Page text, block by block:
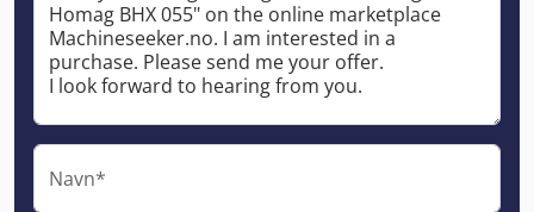
Navn*